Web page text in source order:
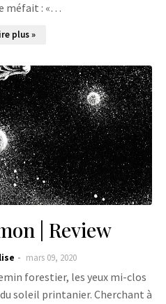
méfait : «…
plus »
| Review
mars 09, 2020
forestier, les yeux mi-clos
soleil printanier. Cherchant à